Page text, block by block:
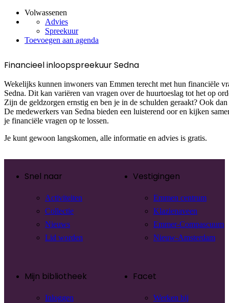
Volwassenen
Advies
Spreekuur
Toevoegen aan agenda
Financieel inloopspreekuur Sedna
Wekelijks kunnen inwoners van Emmen terecht met hun financiële
Sedna. Dit kan variëren van vragen over de huurtoeslag tot het op
Zijn de geldzorgen ernstig en ben je in de schulden geraakt? Ook
De medewerkers van Sedna bieden een luisterend oor en kijken
je financiële vragen op te lossen.
Je kunt gewoon langskomen, alle informatie en advies is gratis.
Snel naar
Activiteiten
Collectie
Nieuws
Lid worden
Vestigingen
Emmen centrum
Klazienaveen
Emmer-Compascuum
Nieuw-Amsterdam
Mijn bibliotheek
Inloggen
Facet
Werken bij